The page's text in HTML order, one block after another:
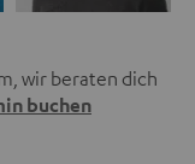
wir beraten dich
buchen